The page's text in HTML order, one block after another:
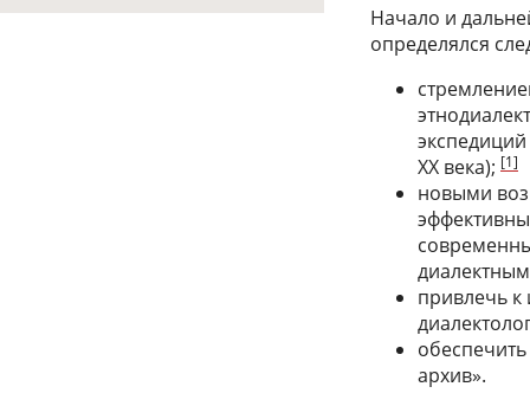
Начало и
определялся
XX века);[1]
новыми
привлечь
архив».